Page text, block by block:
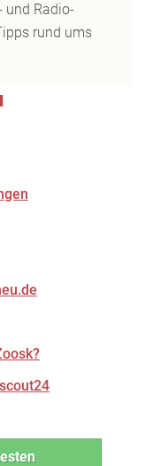
und Radio-
rund ums